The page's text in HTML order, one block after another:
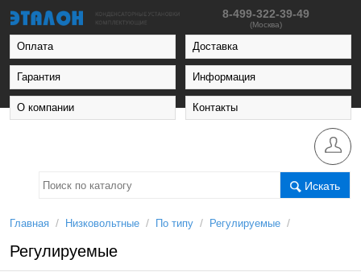
8-499-322-39-49
(Москва)
Оплата Доставка
Гарантия Информация
О компании Контакты
Искать
Главная / Низковольтные / По типу / Регулируемые /
Регулируемые